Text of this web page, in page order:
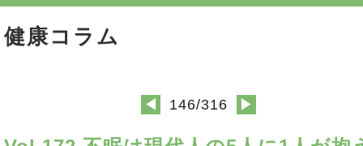
健康コラム
◀ 146/316 ▶